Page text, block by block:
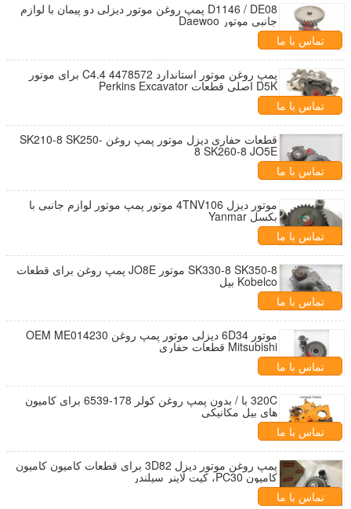
D1146 / DE08 پمپ روغن موتور دیزلی دو پیمان با لوازم
جانبی موتور Daewoo
تماس با ما
پمپ روغن موتور استاندارد C4.4 4478572 برای موتور
D5K اصلی قطعات Perkins Excavator
تماس با ما
قطعات حفاری دیزل موتور پمپ روغن SK210-8 SK250-
8 SK260-8 JO5E
تماس با ما
موتور دیزل 4TNV106 موتور پمپ موتور لوازم جانبی با
بکسل Yanmar
تماس با ما
SK330-8 SK350-8 موتور JO8E پمپ روغن برای قطعات
Kobelco بیل
تماس با ما
موتور 6D34 دیزلی موتور پمپ روغن OEM ME014230
Mitsubishi قطعات حفاری
تماس با ما
320C با / بدون پمپ روغن کولر 178-6539 برای کامیون
های بیل مکانیکی
تماس با ما
پمپ روغن موتور دیزل 3D82 برای قطعات کامیون کامیون
کامیون PC30، کیت لاینر سیلندر
تماس با ما